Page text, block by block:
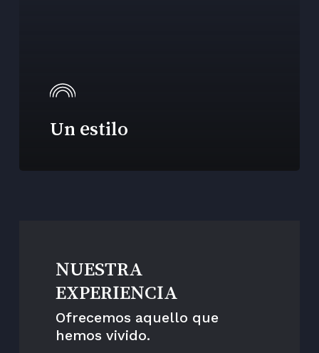
Un estilo
NUESTRA
EXPERIENCIA
Ofrecemos aquello que
hemos vivido.